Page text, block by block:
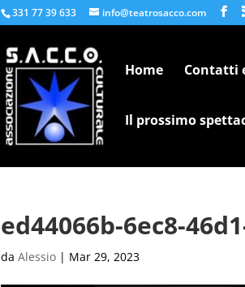
331 77 39 633 info@teatrosacco.com
Home Contatti
Il prossimo
ed44066b-6ec8-
daAlessio | Mar 29, 2023